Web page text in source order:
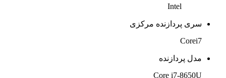
Intel
سری پردازنده مرکزی
Corei7
مدل پردازنده
Core i7-8650U